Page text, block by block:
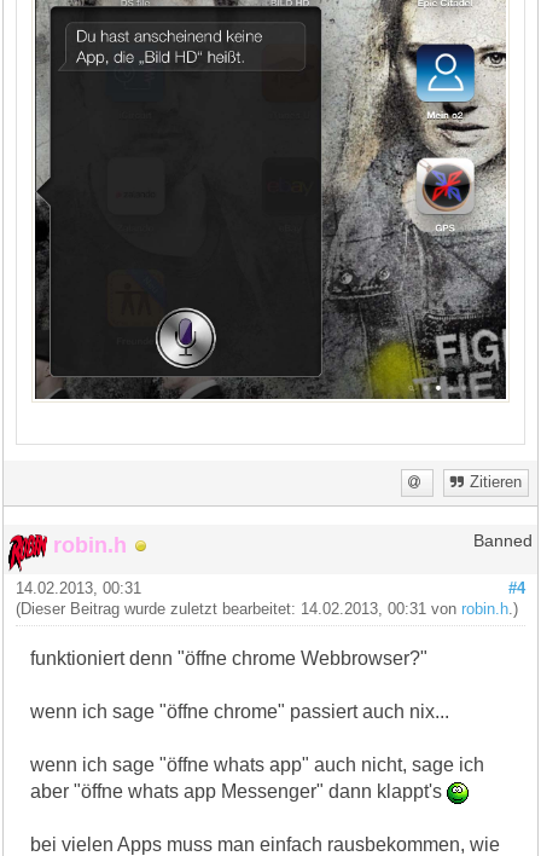
Zitieren
robin.h Banned
#4
14.02.2013, 00:31
(Dieser Beitrag wurde zuletzt bearbeitet: 14.02.2013, 00:31 vonrobin.h .)
funktioniert denn "öffne chrome Webbrowser?"
wenn ich sage "öffne chrome" passiert auch nix...
wenn ich sage "öffne whats app" auch nicht, sage ich
aber "öffne whats app Messenger" dann klappt's
bei vielen Apps muss man einfach rausbekommen, wie